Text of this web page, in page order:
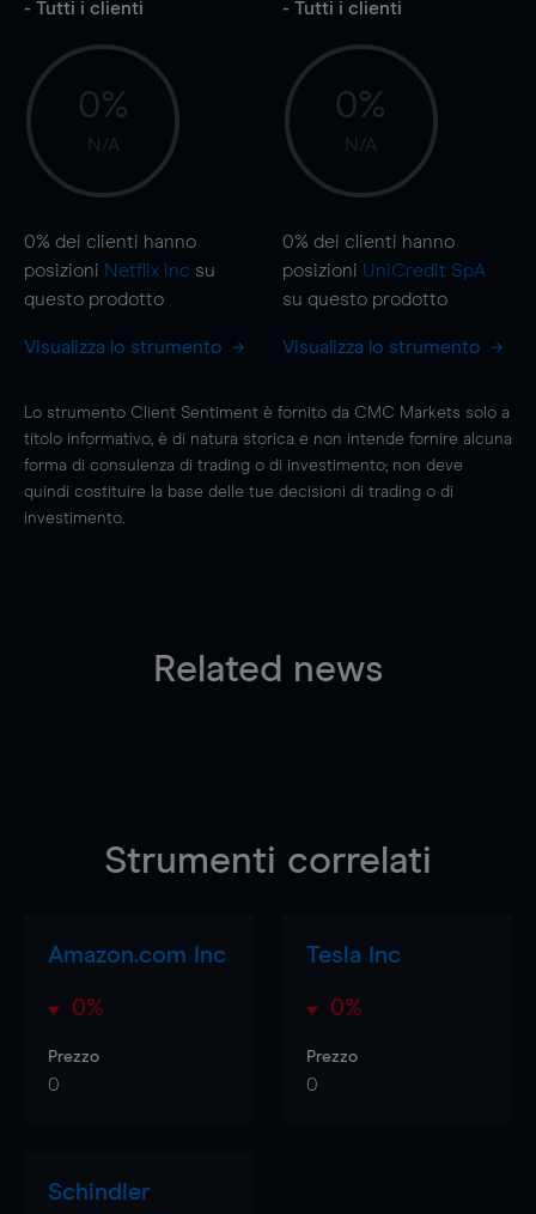
- Tutti i clienti
0%
N/A
0% dei clienti hanno
posizioni Netflix Inc su
questo prodotto
Visualizza lo strumento
- Tutti i clienti
0%
N/A
0% dei clienti hanno
posizioni UniCredit SpA
su questo prodotto
Visualizza lo strumento
Lo strumento Client Sentiment è fornito da CMC Markets solo a
titolo informativo, è di natura storica e non intende fornire alcuna
forma di consulenza di trading o di investimento; non deve
quindi costituire la base delle tue decisioni di trading o di
investimento.
Related news
Strumenti correlati
Amazon.com Inc
0%
Prezzo
0
Tesla Inc
0%
Prezzo
0
Schindler